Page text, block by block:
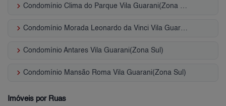
keyboard_arrow_right Condomínio Clima do Parque Vila Guarani(Zona Sul)
keyboard_arrow_right Condomínio Morada Leonardo da Vinci Vila Guarani(Zona Sul)
keyboard_arrow_right Condomínio Antares Vila Guarani(Zona Sul)
keyboard_arrow_right Condomínio Mansão Roma Vila Guarani(Zona Sul)
Imóveis por Ruas